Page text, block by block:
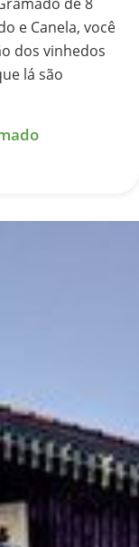
e Canela, você
dos vinhedos
lá são